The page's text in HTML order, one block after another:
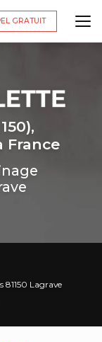
GRATUIT
France
81150 Lagrave